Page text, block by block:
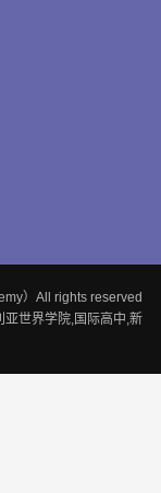
）All rights reserved
亚世界学院, 国际高中 新